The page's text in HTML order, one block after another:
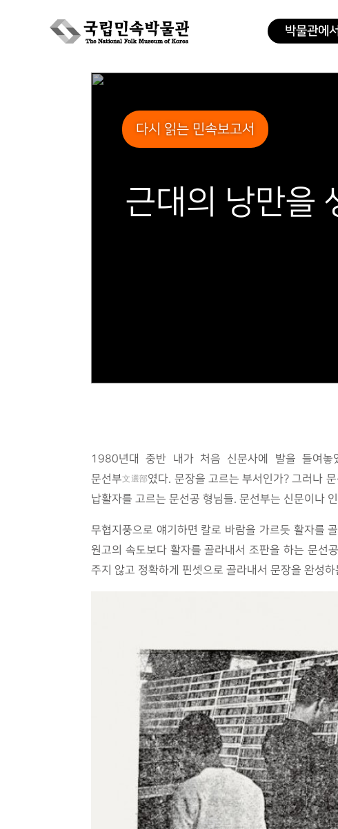
박물관에
Skip
다시 읽는 민속보고서
근대의 낭만을
1980년대 중반 내가 처음 신문사에 발을 들여
문선부文選部였다. 문장을 고르는 부서인가? 그러나
납활자를 고르는 문선공 형님들. 문선부는 신문이나
무협지풍으로 얘기하면 칼로 바람을 가르듯 활자를
원고의 속도보다 활자를 골라내서 조판을 하는 문선
주지 않고 정확하게 핀셋으로 골라내서 문장을 완성